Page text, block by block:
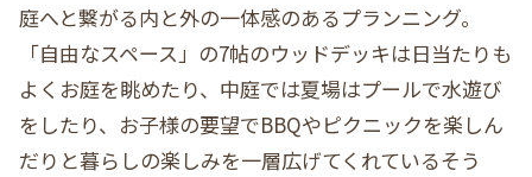
庭へと繋がる内と外の一体感のあるプランニング。
「自由なスペース」の7帖のウッドデッキは日当たりも
よくお庭を眺めたり、中庭では夏場はプールで水遊び
をしたり、お子様の要望でBBQやピクニックを楽しん
だりと暮らしの楽しみを一層広げてくれているそう